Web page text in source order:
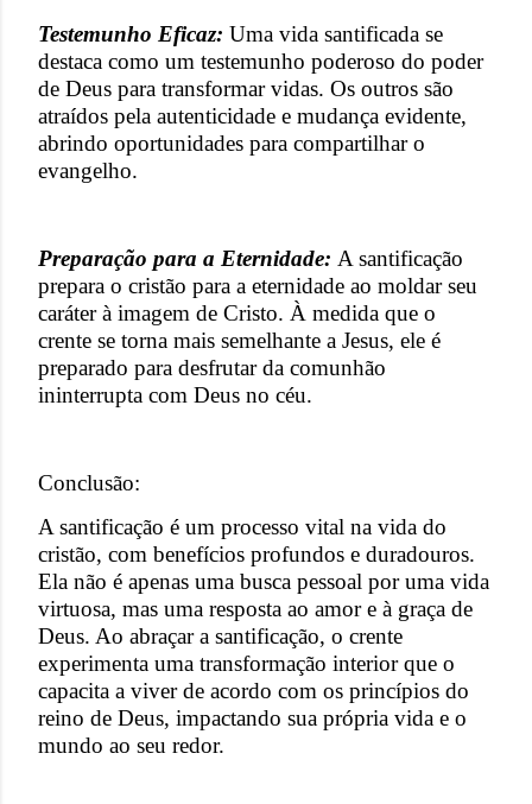
Testemunho Eficaz: Uma vida santificada se
destaca como um testemunho poderoso do poder
de Deus para transformar vidas. Os outros são
atraídos pela autenticidade e mudança evidente,
abrindo oportunidades para compartilhar o
evangelho.
Preparação para a Eternidade: A santificação
prepara o cristão para a eternidade ao moldar seu
caráter à imagem de Cristo. À medida que o
crente se torna mais semelhante a Jesus, ele é
preparado para desfrutar da comunhão
ininterrupta com Deus no céu.
Conclusão:
A santificação é um processo vital na vida do
cristão, com benefícios profundos e duradouros.
Ela não é apenas uma busca pessoal por uma vida
virtuosa, mas uma resposta ao amor e à graça de
Deus. Ao abraçar a santificação, o crente
experimenta uma transformação interior que o
capacita a viver de acordo com os princípios do
reino de Deus, impactando sua própria vida e o
mundo ao seu redor.